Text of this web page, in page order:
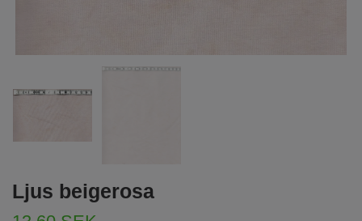
Ljus beigerosa